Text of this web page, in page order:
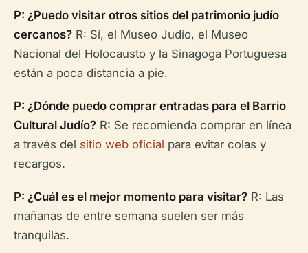
P: ¿Puedo visitar otros sitios del patrimonio judío
cercanos? R: Sí, el Museo Judío, el Museo
Nacional del Holocausto y la Sinagoga Portuguesa
están a poca distancia a pie.
P: ¿Dónde puedo comprar entradas para el Barrio
Cultural Judío? R: Se recomienda comprar en línea
a través del sitio web oficial para evitar colas y
recargos.
P: ¿Cuál es el mejor momento para visitar? R: Las
mañanas de entre semana suelen ser más
tranquilas.